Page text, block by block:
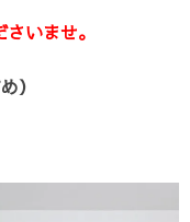
いませ。
）